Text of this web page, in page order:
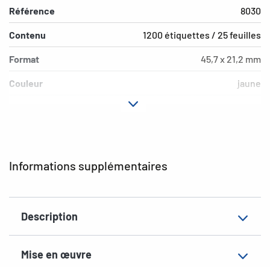
Informations supplémentaires
Description
Mise en œuvre
Référence 8030
Contenu 1200 étiquettes / 25 feuilles
Format 45,7 x 21,2 mm
Couleur jaune
supplémentaire
à l'eau de mer